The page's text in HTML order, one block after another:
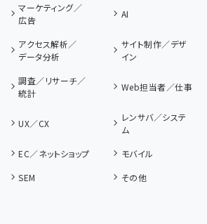
マーケティング／
広告
AI
アクセス解析／
データ分析
サイト制作／デザ
イン
調査／リサーチ／
統計
Web担当者／仕事
UX／CX
レンサバ／システ
ム
EC／ネットショップ
モバイル
SEM その他